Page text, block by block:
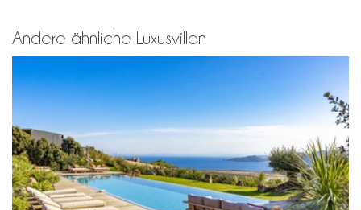
Andere ähnliche Luxusvillen